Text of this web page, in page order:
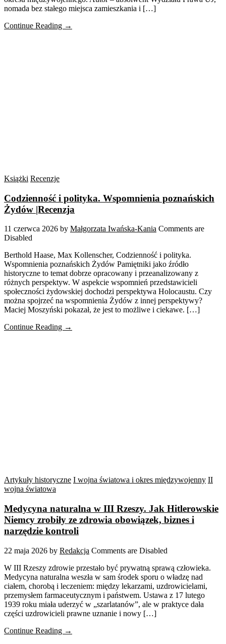
nomada bez stałego miejsca zamieszkania i […]
Continue Reading →
Książki Recenzje
Codzienność i polityka. Wspomnienia poznańskich
Żydów |Recenzja
11 czerwca 2026 by Małgorzata Iwańska-Kania Comments are
Disabled
Berthold Haase, Max Kollenscher, Codzienność i polityka.
Wspomnienia poznańskich Żydów Pamiętniki jako źródło
historyczne to temat dobrze opracowany i przeanalizowany z
różnych perspektyw. W aspekcie wspomnień przedstawicieli
społeczności żydowskiej dochodzi perspektywa Holocaustu. Czy
można spojrzeć na wspomnienia Żydów z innej perspektywy?
Maciej Moszyński pokazał, że jest to możliwe i ciekawe. […]
Continue Reading →
Artykuły historyczne I wojna światowa i okres międzywojenny II
wojna światowa
Medycyna naturalna w III Rzeszy. Jak Hitlerowskie
Niemcy zrobiły ze zdrowia obowiązek, biznes i
narzędzie kontroli
22 maja 2026 by Redakcja Comments are Disabled
W III Rzeszy zdrowie przestało być prywatną sprawą człowieka.
Medycyna naturalna weszła w sam środek sporu o władzę nad
ciałem, chorobą i leczeniem: między lekarzami, uzdrowicielami,
przemysłem farmaceutycznym i państwem. Ustawa z 17 lutego
1939 roku miała uderzyć w „szarlatanów”, ale w praktyce dała
części uzdrowicieli prawne uznanie i nowy […]
Continue Reading →